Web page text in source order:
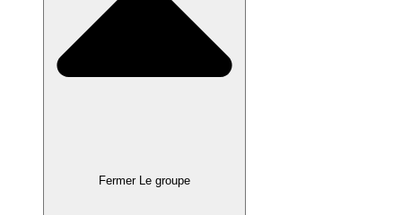
Fermer Le groupe